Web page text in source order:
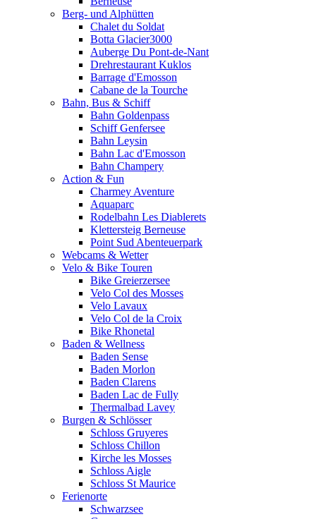
Berg- und Alphütten
Chalet du Soldat
Botta Glacier3000
Auberge Du Pont-de-Nant
Drehrestaurant Kuklos
Barrage d'Emosson
Cabane de la Tourche
Bahn, Bus & Schiff
Bahn Goldenpass
Schiff Genfersee
Bahn Leysin
Bahn Lac d'Emosson
Bahn Champery
Action & Fun
Charmey Aventure
Aquaparc
Rodelbahn Les Diablerets
Klettersteig Berneuse
Point Sud Abenteuerpark
Webcams & Wetter
Velo & Bike Touren
Bike Greierzersee
Velo Col des Mosses
Velo Lavaux
Velo Col de la Croix
Bike Rhonetal
Baden & Wellness
Baden Sense
Baden Morlon
Baden Clarens
Baden Lac de Fully
Thermalbad Lavey
Burgen & Schlösser
Schloss Gruyeres
Schloss Chillon
Kirche les Mosses
Schloss Aigle
Schloss St Maurice
Ferienorte
Schwarzsee